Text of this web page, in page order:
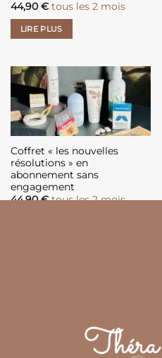
44,90 € tous les 2 mois
LIRE PLUS
Coffret « les nouvelles
résolutions » en
abonnement sans
engagement
44,90€ tous les 2 mois